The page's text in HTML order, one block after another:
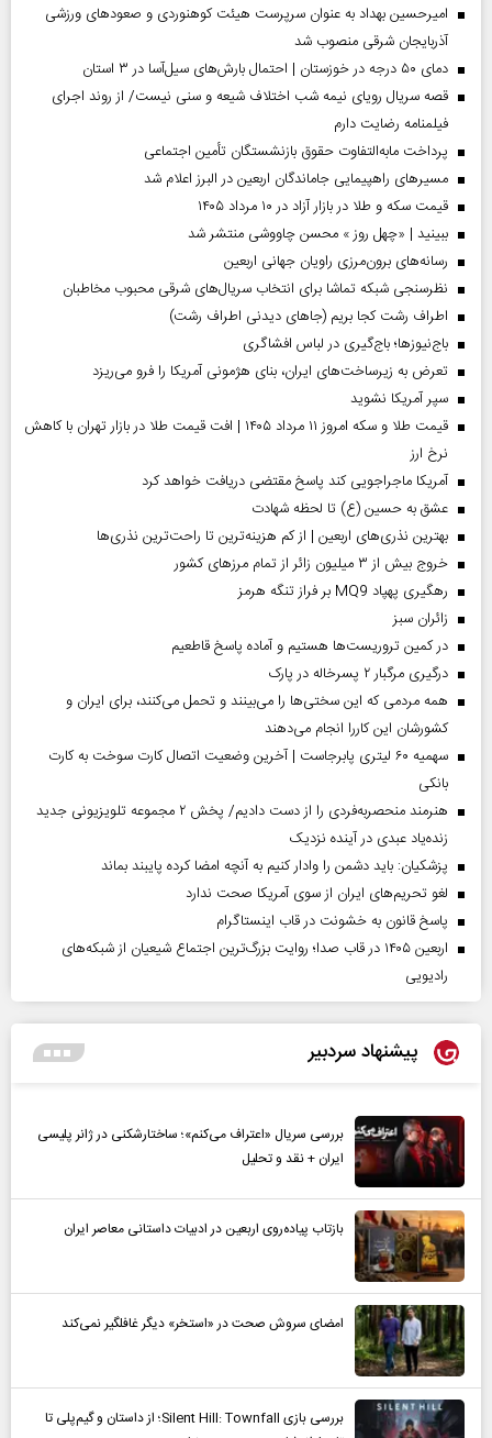
امیرحسین بهداد به عنوان سرپرست هیئت کوهنوردی و صعودهای ورزشی
آذربایجان شرقی منصوب شد
دمای ۵۰ درجه در خوزستان | احتمال بارش‌های سیل‌آسا در ۳ استان
قصه سریال رویای نیمه شب اختلاف شیعه و سنی نیست/ از روند اجرای
فیلمنامه رضایت دارم
پرداخت مابه‌التفاوت حقوق بازنشستگان تأمین اجتماعی
مسیر‌های راهپیمایی جاماندگان اربعین در البرز اعلام شد
قیمت سکه و طلا در بازار آزاد در ۱۰ مرداد ۱۴۰۵
ببینید | «چهل روز » محسن چاووشی منتشر شد
رسانه‌های برون‌مرزی راویان جهانی اربعین
نظرسنجی شبکه تماشا برای انتخاب سریال‌های شرقی محبوب مخاطبان
اطراف رشت کجا بریم (جاهای دیدنی اطراف رشت)
باج‌نیوزها؛ باج‌گیری در لباس افشاگری
تعرض به زیرساخت‌های ایران، بنای هژمونی آمریکا را فرو می‌ریزد
سپر آمریکا نشوید
قیمت طلا و سکه امروز ۱۱ مرداد ۱۴۰۵ | افت قیمت طلا در بازار تهران با کاهش
نرخ ارز
آمریکا ماجراجویی کند پاسخ مقتضی دریافت خواهد کرد
عشق به حسین (ع) تا لحظه شهادت
بهترین نذری‌های اربعین | از کم هزینه‌ترین تا راحت‌ترین نذری‌ها
خروج بیش از ۳ میلیون زائر از تمام مرز‌های کشور
رهگیری پهپاد MQ9 بر فراز تنگه هرمز
‌زائران سبز
در کمین تروریست‌ها هستیم و آماده پاسخ قاطعیم
درگیری مرگبار ۲ پسرخاله در پارک
همه مردمی که این سختی‌ها را می‌بینند و تحمل می‌کنند، برای ایران و
کشورشان این کاررا انجام می‌دهند
سهمیه ۶۰ لیتری پابرجاست | آخرین وضعیت اتصال کارت سوخت به کارت
بانکی
هنرمند منحصر‌به‌فردی را از دست دادیم/ پخش ۲ مجموعه تلویزیونی جدید
زنده‌یاد عبدی در آینده نزدیک
پزشکیان: باید دشمن را وادار کنیم به آنچه امضا کرده پایبند بماند
لغو تحریم‌های ایران از سوی آمریکا صحت ندارد
پاسخ قانون به خشونت در قاب اینستاگرام
اربعین ۱۴۰۵ در قاب صدا؛ روایت بزرگ‌ترین اجتماع شیعیان از شبکه‌های
رادیویی
پیشنهاد سردبیر
بررسی سریال «اعتراف می‌کنم»؛ ساختارشکنی در ژانر پلیسی
ایران + نقد و تحلیل
بازتاب پیاده‌روی اربعین در ادبیات داستانی معاصر ایران
امضای سروش صحت در «استخر» دیگر غافلگیر نمی‌کند
بررسی بازی Silent Hill: Townfall؛ از داستان و گیم‌پلی تا